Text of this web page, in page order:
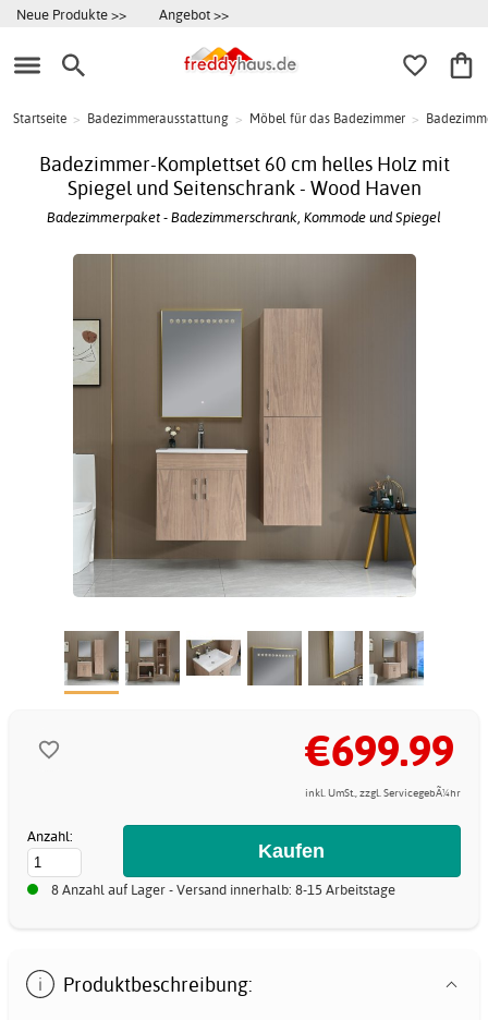
Neue Produkte >> Angebot >>
Startseite > Badezimmerausstattung > Möbel für das Badezimmer >
Badezimmer-Komplettset 60 cm helles Holz mit
Spiegel und Seitenschrank - Wood Haven
Badezimmerpaket - Badezimmerschrank, Kommode und Spiegel
€699.99
inkl. UmSt., zzgl. ServicegebÃ¼hr
Anzahl:
8 Anzahl auf Lager - Versand innerhalb: 8-15 Arbeitstage
Produktbeschreibung: